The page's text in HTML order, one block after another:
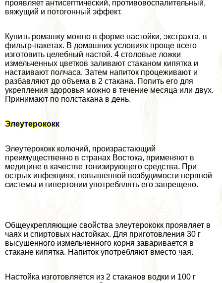
проявляет антисептический, противовоспалительный,
вяжущий и потогонный эффект.
Купить ромашку можно в форме настойки, экстpaкта, в
фильтр-пакетах. В домашних условиях проще всего
изготовить целебный настой. 4 столовые ложки
измельченных цветков заливают стаканом кипятка и
настаивают полчаса. Затем напиток процеживают и
разбавляют до объема в 2 стакана. Попить его для
укрепления здоровья можно в течение месяца или двух.
Принимают по полстакана в день.
Элеутерококк
Элеутерококк колючий, произрастающий
преимущественно в странах Востока, применяют в
медицине в качестве тонизирующего средства. При
острых инфекциях, повышенной возбудимости нервной
системы и гипертонии употрeбллять его запрещено.
Общеукрепляющие свойства элеутерококк проявляет в
чаях и спиртовых настойках. Для приготовления 30 г
высушенного измельченного корня заваривается в
стакане кипятка. Напиток употрeбляют вместо чая.
Настойка изготовляется из 2 стаканов водки и 100 г